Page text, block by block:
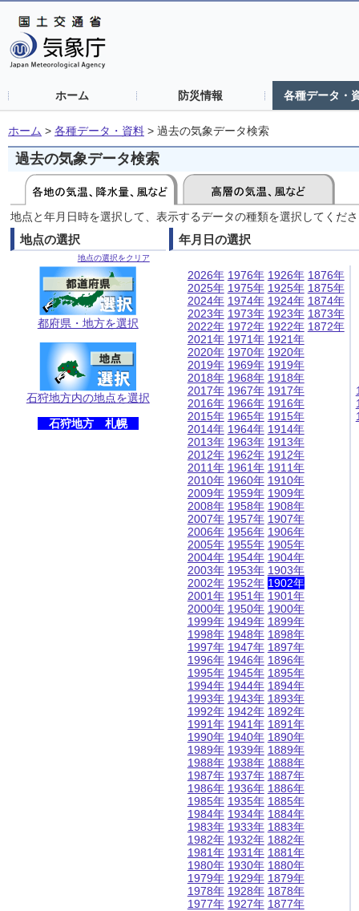
ホーム 防災情報 各種データ・
ホーム > 各種データ・資料 > 過去の気象データ検索
過去の気象データ検索
地点と年月日時を選択して、表示するデータの種類を選択してくだ
地点の選択
地点の選択をクリア
都府県・地方を選択
石狩地方内の地点を選択
石狩地方 札幌
年月日の選択
2026年
2025年
2024年
2023年
2022年
2021年
2020年
2019年
2018年
2017年
2016年
2015年
2014年
2013年
2012年
2011年
2010年
2009年
2008年
2007年
2006年
2005年
2004年
2003年
2002年
2001年
2000年
1999年
1998年
1997年
1996年
1995年
1994年
1993年
1992年
1991年
1990年
1989年
1988年
1987年
1986年
1985年
1984年
1983年
1982年
1981年
1980年
1979年
1978年
1977年
1976年
1975年
1974年
1973年
1972年
1971年
1970年
1969年
1968年
1967年
1966年
1965年
1964年
1963年
1962年
1961年
1960年
1959年
1958年
1957年
1956年
1955年
1954年
1953年
1952年
1951年
1950年
1949年
1948年
1947年
1946年
1945年
1944年
1943年
1942年
1941年
1940年
1939年
1938年
1937年
1936年
1935年
1934年
1933年
1932年
1931年
1930年
1929年
1928年
1927年
1926年
1925年
1924年
1923年
1922年
1921年
1920年
1919年
1918年
1917年
1916年
1915年
1914年
1913年
1912年
1911年
1910年
1909年
1908年
1907年
1906年
1905年
1904年
1903年
1902年
1901年
1900年
1899年
1898年
1897年
1896年
1895年
1894年
1893年
1892年
1891年
1890年
1889年
1888年
1887年
1886年
1885年
1884年
1883年
1882年
1881年
1880年
1879年
1878年
1877年
1876年
1875年
1874年
1873年
1872年